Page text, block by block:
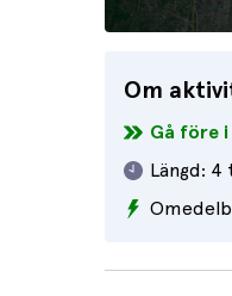
Om
Gå före i
Längd: 4